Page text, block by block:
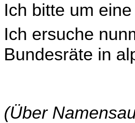
Ich bitte um
Ich ersuche
Bundesräte in
(Über